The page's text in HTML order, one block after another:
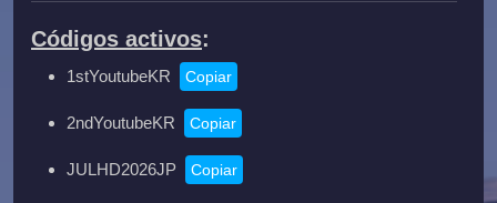
Códigos activos:
1stYoutubeKR Copiar
2ndYoutubeKR Copiar
JULHD2026JP Copiar